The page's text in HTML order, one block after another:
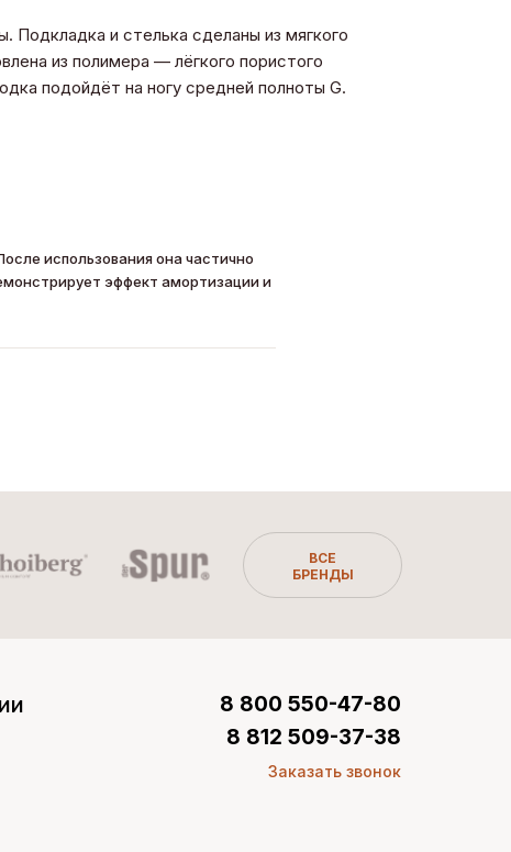
и стелька сделаны из мягкого
из полимера — лёгкого пористого
подойдёт на ногу средней полноты G.
использования она частично
эффект амортизации и
ВСЕ
БРЕНДЫ
8 800 550-47-80
8 812 509-37-38
Заказать звонок